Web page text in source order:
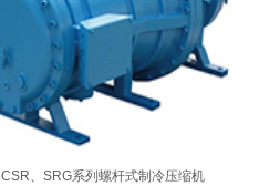
CSR、SRG系列螺杆式制冷压缩机